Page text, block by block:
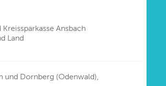
Ansbach
Land
und Dornberg (Odenwald),